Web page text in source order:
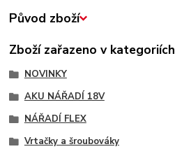
Původ zboží
Zboží zařazeno v kategoriích
NOVINKY
AKU NÁŘADÍ 18V
NÁŘADÍ FLEX
Vrtačky a šroubováky